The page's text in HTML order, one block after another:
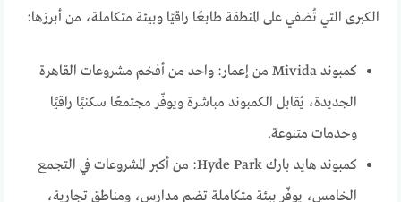
الكبرى التي تُضفي على المنطقة طابعًا راقيًا وبيئة متكاملة، من أبرزها:
كمبوند Mivida من إعمار: واحد من أفخم مشروعات القاهرة
الجديدة، يُقابل الكمبوند مباشرة ويوفّر مجتمعًا سكنيًا راقيًا
وخدمات متنوعة.
كمبوند هايد بارك Hyde Park: من أكبر المشروعات في التجمع
الخامس، يوفّر بيئة متكاملة تضم مدارس، ومناطق تجارية،